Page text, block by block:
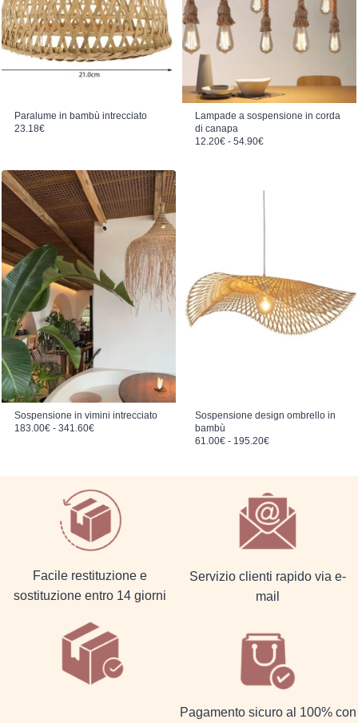
Paralume in bambù intrecciato
23.18€
Lampade a sospensione in corda
di canapa
12.20€ - 54.90€Fascia di prezzo: da 12.20€ a 54.90€
Sospensione in vimini intrecciato
183.00€ - 341.60€Fascia di prezzo: da 183.00€ a 341.60€
Sospensione design ombrello in
bambù
61.00€ - 195.20€Fascia di prezzo: da 61.00€ a 195.20€
Facile restituzione e
sostituzione entro 14 giorni
Servizio clienti rapido via e-
mail
Pagamento sicuro al 100% con